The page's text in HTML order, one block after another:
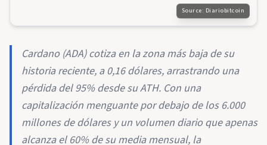
Source: Diariobitcoin
Cardano (ADA) cotiza en la zona más baja de su
historia reciente, a 0,16 dólares, arrastrando una
pérdida del 95% desde su ATH. Con una
capitalización menguante por debajo de los 6.000
millones de dólares y un volumen diario que apenas
alcanza el 60% de su media mensual, la